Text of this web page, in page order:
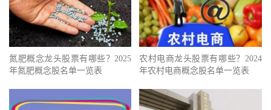
氮肥概念龙头股票有哪些？2025
年氮肥概念股名单一览表
农村电商龙头股票有哪些？2024
年农村电商概念股名单一览表